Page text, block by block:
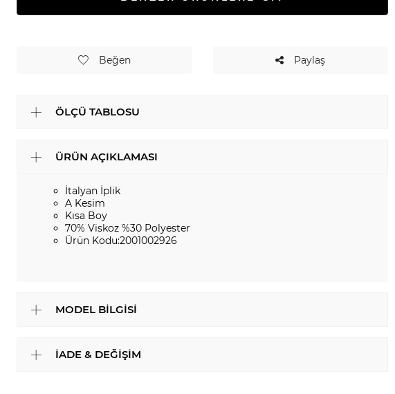
Beğen Paylaş
ÖLÇÜ TABLOSU
ÜRÜN AÇIKLAMASI
İtalyan İplik
A Kesim
Kısa Boy
70% Viskoz %30 Polyester
Ürün Kodu:2001002926
MODEL BILGISI
İADE & DEĞIŞIM